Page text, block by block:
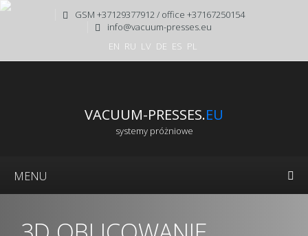
GSM +37129377912 / office +37167250154
info@vacuum-presses.eu
EN RU LV DE ES PL
VACUUM-PRESSES.EU
systemy próżniowe
MENU